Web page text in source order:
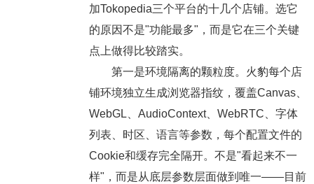
加Tokopedia三个平台的十几个店铺。选它
的原因不是"功能最多"，而是它在三个关键
点上做得比较踏实。
第一是环境隔离的颗粒度。火豹每个店
铺环境独立生成浏览器指纹，覆盖Canvas、
WebGL、AudioContext、WebRTC、字体
列表、时区、语言等参数，每个配置文件的
Cookie和缓存完全隔开。不是"看起来不一
样"，而是从底层参数层面做到唯一——目前